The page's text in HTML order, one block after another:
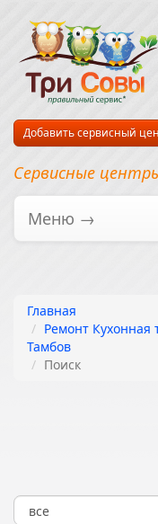
Добавить сервисный
Сервисные
Меню →
Главная
Ремонт Кухонная
Тамбов
Поиск